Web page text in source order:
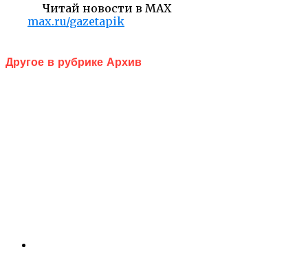
Читай новости в MAX
max.ru/gazetapik
Другое в рубрике Архив